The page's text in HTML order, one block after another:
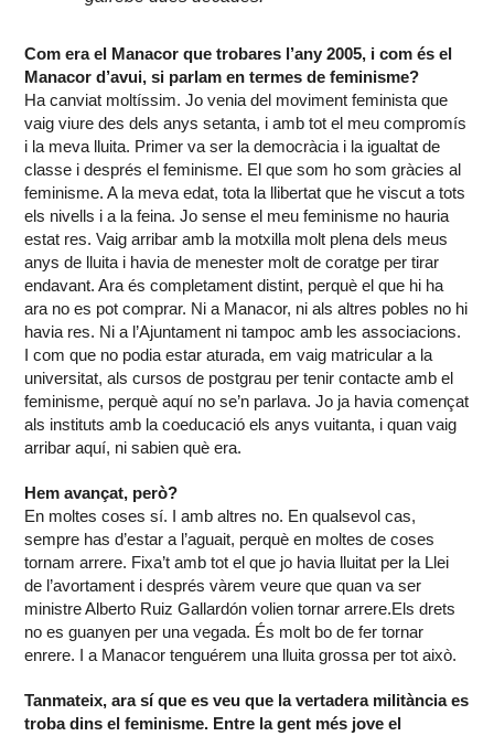
Com era el Manacor que trobares l’any 2005, i com és el
Manacor d’avui, si parlam en termes de feminisme?
Ha canviat moltíssim. Jo venia del moviment feminista que
vaig viure des dels anys setanta, i amb tot el meu compromís
i la meva lluita. Primer va ser la democràcia i la igualtat de
classe i després el feminisme. El que som ho som gràcies al
feminisme. A la meva edat, tota la llibertat que he viscut a tots
els nivells i a la feina. Jo sense el meu feminisme no hauria
estat res. Vaig arribar amb la motxilla molt plena dels meus
anys de lluita i havia de menester molt de coratge per tirar
endavant. Ara és completament distint, perquè el que hi ha
ara no es pot comprar. Ni a Manacor, ni als altres pobles no hi
havia res. Ni a l’Ajuntament ni tampoc amb les associacions.
I com que no podia estar aturada, em vaig matricular a la
universitat, als cursos de postgrau per tenir contacte amb el
feminisme, perquè aquí no se’n parlava. Jo ja havia començat
als instituts amb la coeducació els anys vuitanta, i quan vaig
arribar aquí, ni sabien què era.
Hem avançat, però?
En moltes coses sí. I amb altres no. En qualsevol cas,
sempre has d’estar a l’aguait, perquè en moltes de coses
tornam arrere. Fixa’t amb tot el que jo havia lluitat per la Llei
de l’avortament i després vàrem veure que quan va ser
ministre Alberto Ruiz Gallardón volien tornar arrere.Els drets
no es guanyen per una vegada. És molt bo de fer tornar
enrere. I a Manacor tenguérem una lluita grossa per tot això.
Tanmateix, ara sí que es veu que la vertadera militància es
troba dins el feminisme. Entre la gent més jove el